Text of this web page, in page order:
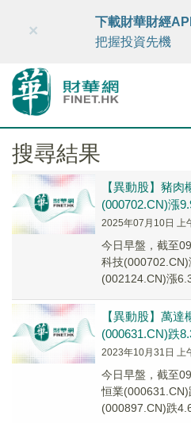
財華智庫網 FINTV
×
下載財華財經
把握投資先機
搜尋結果
【異動股】豬
(000702.CN)漲
2025年07月10日 上
今日早盤，截至
科技
(002124.CN)漲
【異動股】萬
(000631.CN)跌
2023年10月31日 上
今日早盤，截至
恒業
(000897.CN)跌